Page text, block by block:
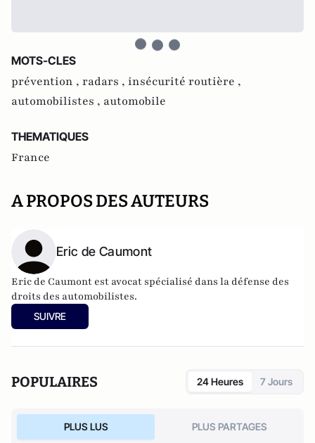
MOTS-CLES
prévention , radars , insécurité routière ,
automobilistes , automobile
THEMATIQUES
France
A PROPOS DES AUTEURS
Eric de Caumont
Eric de Caumont est avocat spécialisé dans la défense des
droits des automobilistes.
SUIVRE
POPULAIRES 24 Heures 7 Jours
PLUS LUS PLUS PARTAGES